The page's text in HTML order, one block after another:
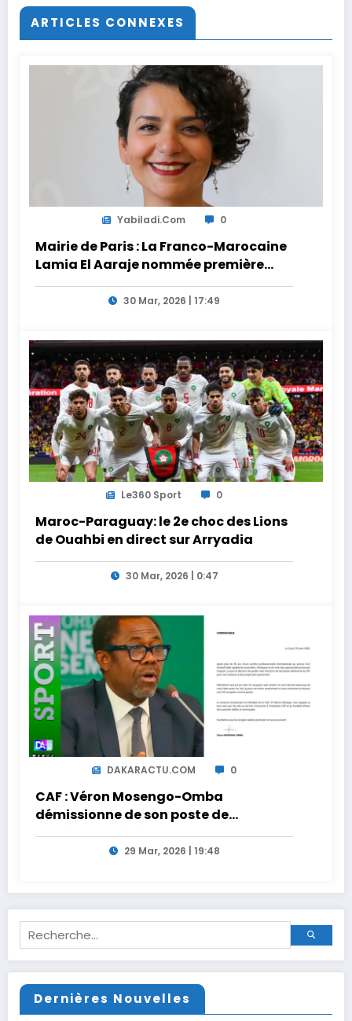
ARTICLES CONNEXES
Yabiladi.com 0
Mairie de Paris : La Franco-Marocaine
Lamia El Aaraje nommée première
adjointe
30 Mar, 2026 | 17:49
Le360 Sport 0
Maroc-Paraguay: le 2e choc des Lions
de Ouahbi en direct sur Arryadia
30 Mar, 2026 | 0:47
DAKARACTU.COM 0
CAF : Véron Mosengo-Omba
démissionne de son poste de
Secrétaire Général
29 Mar, 2026 | 19:48
Dernières Nouvelles